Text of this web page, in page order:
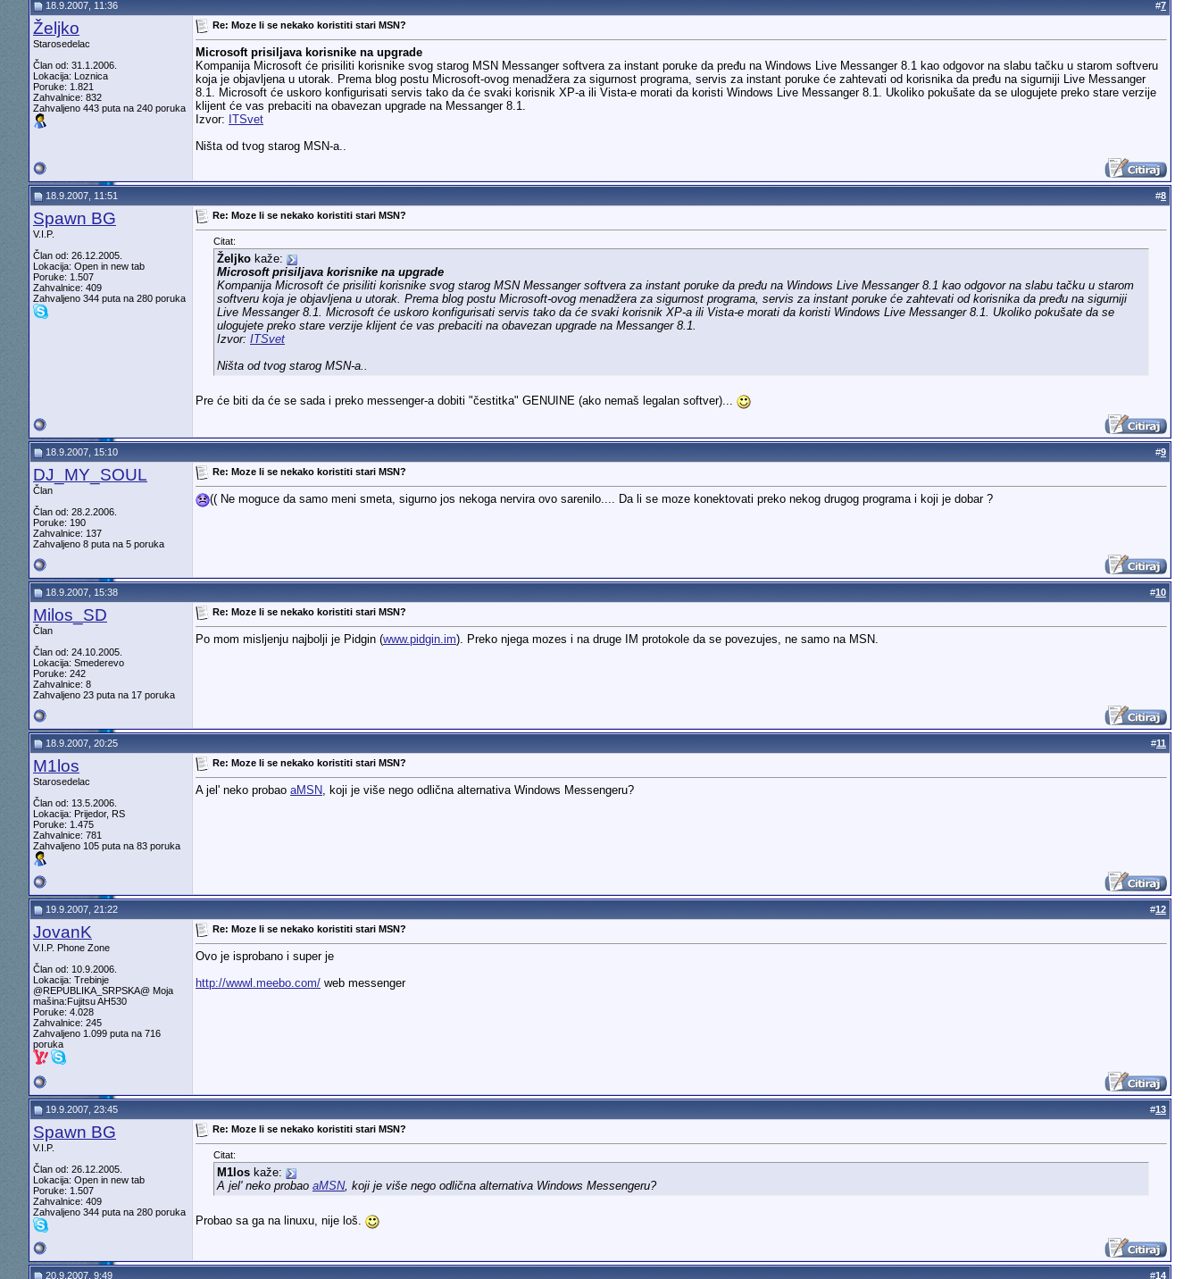
18.9.2007, 11:36 #7
Željko
Starosedelac
Član od: 31.1.2006.
Lokacija: Loznica
Poruke: 1.821
Zahvalnice: 832
Zahvaljeno 443 puta na 240 poruka
Re: Moze li se nekako koristiti stari MSN?
Microsoft prisiljava korisnike na upgrade
Kompanija Microsoft će prisiliti korisnike svog starog MSN Messanger softvera za instant poruke da pređu na Windows Live Messanger 8.1 kao odgovor na slabu tačku u starom softveru
koja je objavljena u utorak. Prema blog postu Microsoft-ovog menadžera za sigurnost programa, servis za instant poruke će zahtevati od korisnika da pređu na sigurniji Live Messanger
8.1. Microsoft će uskoro konfigurisati servis tako da će svaki korisnik XP-a ili Vista-e morati da koristi Windows Live Messanger 8.1. Ukoliko pokušate da se ulogujete preko stare verzije
klijent će vas prebaciti na obavezan upgrade na Messanger 8.1.
Izvor: ITSvet
Ništa od tvog starog MSN-a..
18.9.2007, 11:51 #8
Spawn BG
V.I.P.
Član od: 26.12.2005.
Lokacija: Open in new tab
Poruke: 1.507
Zahvalnice: 409
Zahvaljeno 344 puta na 280 poruka
Re: Moze li se nekako koristiti stari MSN?
Citat:
Željkokaže:
Microsoft prisiljava korisnike na upgrade
Kompanija Microsoft će prisiliti korisnike svog starog MSN Messanger softvera za instant poruke da pređu na Windows Live Messanger 8.1 kao odgovor na slabu tačku u starom
softveru koja je objavljena u utorak. Prema blog postu Microsoft-ovog menadžera za sigurnost programa, servis za instant poruke će zahtevati od korisnika da pređu na sigurniji
Live Messanger 8.1. Microsoft će uskoro konfigurisati servis tako da će svaki korisnik XP-a ili Vista-e morati da koristi Windows Live Messanger 8.1. Ukoliko pokušate da se
ulogujete preko stare verzije klijent će vas prebaciti na obavezan upgrade na Messanger 8.1.
Izvor: ITSvet
Ništa od tvog starog MSN-a..
Pre će biti da će se sada i preko messenger-a dobiti "čestitka" GENUINE (ako nemaš legalan softver)...
18.9.2007, 15:10 #9
DJ_MY_SOUL
Član
Član od: 28.2.2006.
Poruke: 190
Zahvalnice: 137
Zahvaljeno 8 puta na 5 poruka
Re: Moze li se nekako koristiti stari MSN?
(( Ne moguce da samo meni smeta, sigurno jos nekoga nervira ovo sarenilo.... Da li se moze konektovati preko nekog drugog programa i koji je dobar ?
18.9.2007, 15:38 #10
Milos_SD
Član
Član od: 24.10.2005.
Lokacija: Smederevo
Poruke: 242
Zahvalnice: 8
Zahvaljeno 23 puta na 17 poruka
Re: Moze li se nekako koristiti stari MSN?
Po mom misljenju najbolji je Pidgin (www.pidgin.im). Preko njega mozes i na druge IM protokole da se povezujes, ne samo na MSN.
18.9.2007, 20:25 #11
M1los
Starosedelac
Član od: 13.5.2006.
Lokacija: Prijedor, RS
Poruke: 1.475
Zahvalnice: 781
Zahvaljeno 105 puta na 83 poruka
Re: Moze li se nekako koristiti stari MSN?
A jel' neko probao aMSN, koji je više nego odlična alternativa Windows Messengeru?
19.9.2007, 21:22 #12
JovanK
V.I.P. Phone Zone
Član od: 10.9.2006.
Lokacija: Trebinje
@REPUBLIKA_SRPSKA@ Moja
mašina:Fujitsu AH530
Poruke: 4.028
Zahvalnice: 245
Zahvaljeno 1.099 puta na 716
poruka
Re: Moze li se nekako koristiti stari MSN?
Ovo je isprobano i super je
http://wwwl.meebo.com/web messenger
19.9.2007, 23:45 #13
Spawn BG
V.I.P.
Član od: 26.12.2005.
Lokacija: Open in new tab
Poruke: 1.507
Zahvalnice: 409
Zahvaljeno 344 puta na 280 poruka
Re: Moze li se nekako koristiti stari MSN?
Citat:
M1loskaže:
A jel' neko probao aMSN, koji je više nego odlična alternativa Windows Messengeru?
Probao sa ga na linuxu, nije loš.
20.9.2007, 9:49 #14